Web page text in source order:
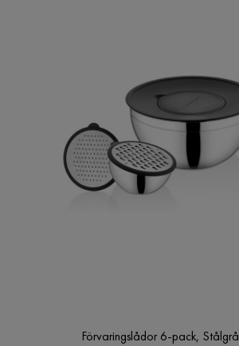
Förvaringslådor 6-pack, Stålgrå